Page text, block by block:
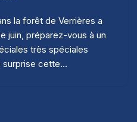
la forêt de Verrières a
juin, préparez-vous à un
très spéciales
surprise cette…